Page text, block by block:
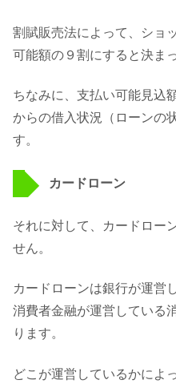
割賦販売法によって、ショ
可能額の９割にすると決ま
ちなみに、支払い可能見込
からの借入状況（ローンの
す。
カードローン
それに対して、カードロー
せん。
カードローンは銀行が運営
消費者金融が運営している
ります。
どこが運営しているかによ